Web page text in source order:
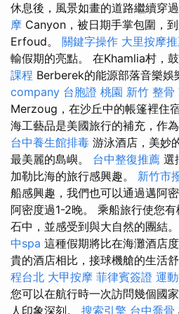
休息後，風景如畫的道路繼續穿
摩 Canyon，被日期手掌包圍，
Erfoud。 關鍵字操作 大里按摩
輸假期的亮點。 在Khamlia村，
課程 Berberek的能源部落音樂娛
company 台胞證 桃園 新竹 整骨
Merzoug，在沙丘中的帳篷裡住
海工藝品是美國旅行的補充，作
台中養生館排毒 游泳酒店，美妙
最美麗的島嶼。 台中整復推薦 選
加勒比海的旅行感興趣。 新竹市
船感興趣，我們也可以通過邁阿
阿密度過1-2晚。 乘船旅行使您
石中，並感受到與大自然的團結。
中spa 這種假期將比在海灘酒店
貴的酒店相比，接球機艙的生活
程台北 大甲按摩 菲律賓簽證 運
您可以在航行時一次訪問幾個國
人印象深刻。 搜索引擎 台中喬骨